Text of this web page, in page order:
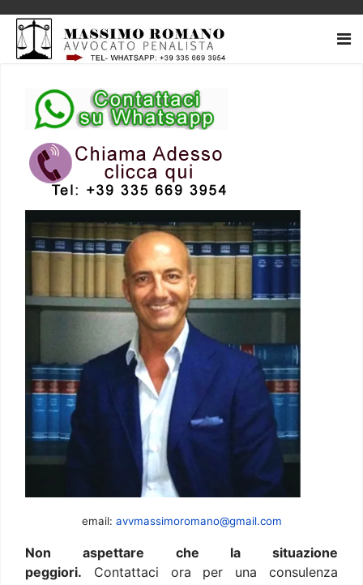
email: avvmassimoromano@gmail.com
Non aspettare che la situazione
peggiori. Contattaci ora per una consulenza